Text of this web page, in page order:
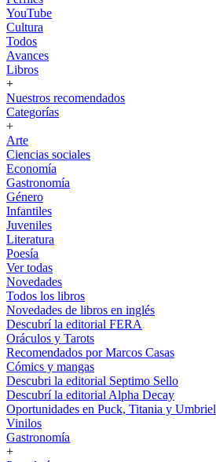
YouTube
Cultura
Todos
Avances
Libros
+
Nuestros recomendados
Categorías
+
Arte
Ciencias sociales
Economía
Gastronomía
Género
Infantiles
Juveniles
Literatura
Poesía
Ver todas
Novedades
Todos los libros
Novedades de libros en inglés
Descubrí la editorial FERA
Oráculos y Tarots
Recomendados por Marcos Casas
Cómics y mangas
Descubri la editorial Septimo Sello
Descubrí la editorial Alpha Decay
Oportunidades en Puck, Titania y Umbriel
Vinilos
Gastronomía
+